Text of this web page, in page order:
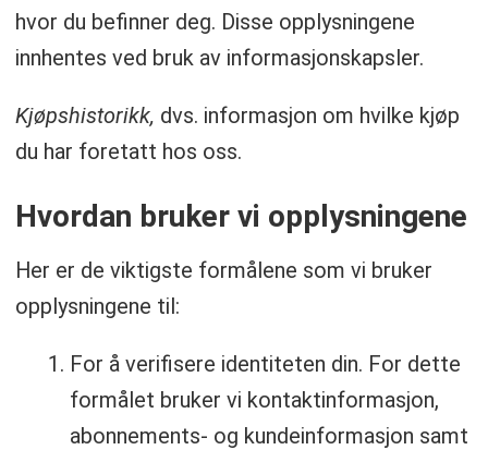
hvor du befinner deg. Disse opplysningene
innhentes ved bruk av informasjonskapsler.
Kjøpshistorikk, dvs. informasjon om hvilke kjøp
du har foretatt hos oss.
Hvordan bruker vi opplysningene
Her er de viktigste formålene som vi bruker
opplysningene til:
For å verifisere identiteten din. For dette
formålet bruker vi kontaktinformasjon,
abonnements- og kundeinformasjon samt